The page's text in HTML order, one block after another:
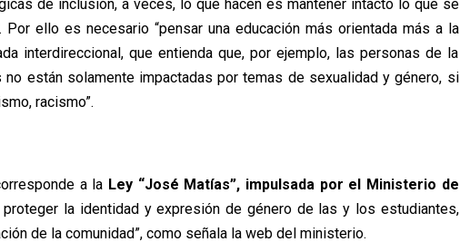
de inclusión, a veces, lo que hacen es mantener intacto lo que se
Por ello es necesario “pensar una educación más orientada más a la
interdireccional, que entienda que, por ejemplo, las personas de la
están solamente impactadas por temas de sexualidad y género, si
racismo”.
a la Ley “José Matías”, impulsada por el Ministerio de
la identidad y expresión de género de las y los estudiantes,
de la comunidad”, como señala la web del ministerio.